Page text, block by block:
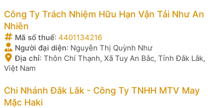
Công Ty Trách Nhiệm Hữu Hạn Vận Tải Như An
Nhiên
Mã số thuế: 4401134216
Người đại diện: Nguyễn Thị Quỳnh Như
Địa chỉ: Thôn Chí Thạnh, Xã Tuy An Bắc, Tỉnh Đắk Lắk,
Việt Nam
Chi Nhánh Đắk Lắk - Công Ty TNHH MTV May
Mặc Haki